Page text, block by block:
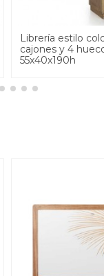
Librería estilo
cajones y 4
55x40x190h